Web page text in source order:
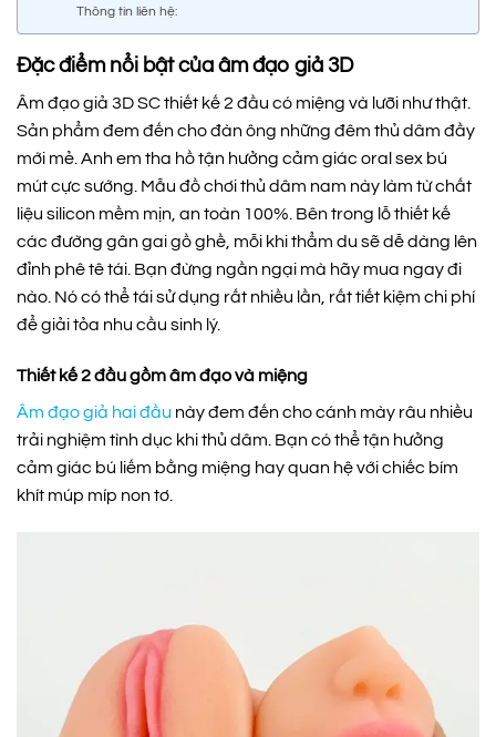
Thông tin liên hệ:
Đặc điểm nổi bật của âm đạo giả 3D
Âm đạo giả 3D SC thiết kế 2 đầu có miệng và lưỡi như thật.
Sản phẩm đem đến cho đàn ông những đêm thủ dâm đầy
mới mẻ. Anh em tha hồ tận hưởng cảm giác oral sex bú
mút cực sướng. Mẫu đồ chơi thủ dâm nam này làm từ chất
liệu silicon mềm mịn, an toàn 100%. Bên trong lỗ thiết kế
các đường gân gai gồ ghề, mỗi khi thẩm du sẽ dễ dàng lên
đỉnh phê tê tái. Bạn đừng ngần ngại mà hãy mua ngay đi
nào. Nó có thể tái sử dụng rất nhiều lần, rất tiết kiệm chi phí
để giải tỏa nhu cầu sinh lý.
Thiết kế 2 đầu gồm âm đạo và miệng
Âm đạo giả hai đầu này đem đến cho cánh mày râu nhiều
trải nghiệm tình dục khi thủ dâm. Bạn có thể tận hưởng
cảm giác bú liếm bằng miệng hay quan hệ với chiếc bím
khít múp míp non tơ.